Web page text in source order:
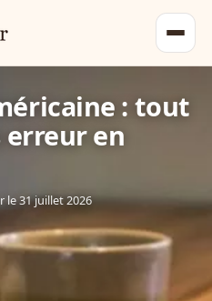
: tout
en
le31 juillet 2026